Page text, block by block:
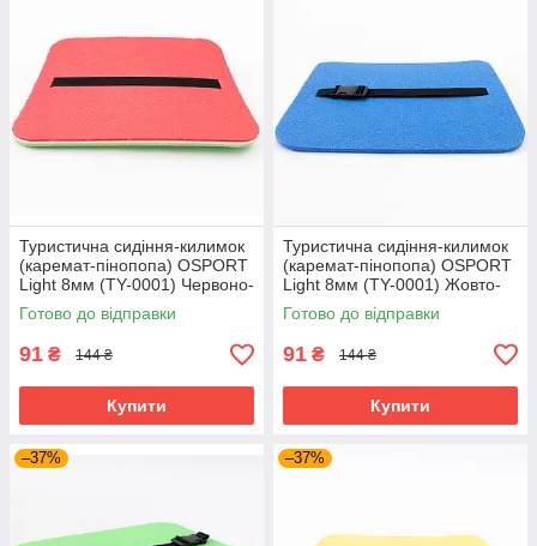
Туристична сидіння-килимок
(каремат-пінопопа) OSPORT
Light 8мм (TY-0001) Червоно-
салатовий
Готово до відправки
91 ₴ 144 ₴
Купити
Туристична сидіння-килимок
(каремат-пінопопа) OSPORT
Light 8мм (TY-0001) Жовто-
синій
Готово до відправки
91 ₴ 144 ₴
Купити
–37% –37%